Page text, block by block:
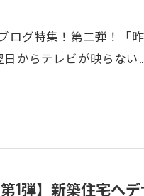
ログ特集！第二弾！「
日からテレビが映らな
第1弾】新築住宅へ